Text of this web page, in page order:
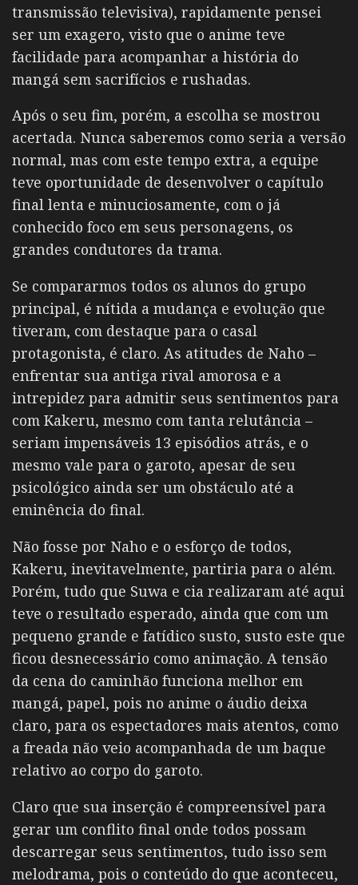
transmissão televisiva), rapidamente pensei
ser um exagero, visto que o anime teve
facilidade para acompanhar a história do
mangá sem sacrifícios e rushadas.
Após o seu fim, porém, a escolha se mostrou
acertada. Nunca saberemos como seria a versão
normal, mas com este tempo extra, a equipe
teve oportunidade de desenvolver o capítulo
final lenta e minuciosamente, com o já
conhecido foco em seus personagens, os
grandes condutores da trama.
Se compararmos todos os alunos do grupo
principal, é nítida a mudança e evolução que
tiveram, com destaque para o casal
protagonista, é claro. As atitudes de Naho –
enfrentar sua antiga rival amorosa e a
intrepidez para admitir seus sentimentos para
com Kakeru, mesmo com tanta relutância –
seriam impensáveis 13 episódios atrás, e o
mesmo vale para o garoto, apesar de seu
psicológico ainda ser um obstáculo até a
eminência do final.
Não fosse por Naho e o esforço de todos,
Kakeru, inevitavelmente, partiria para o além.
Porém, tudo que Suwa e cia realizaram até aqui
teve o resultado esperado, ainda que com um
pequeno grande e fatídico susto, susto este que
ficou desnecessário como animação. A tensão
da cena do caminhão funciona melhor em
mangá, papel, pois no anime o áudio deixa
claro, para os espectadores mais atentos, como
a freada não veio acompanhada de um baque
relativo ao corpo do garoto.
Claro que sua inserção é compreensível para
gerar um conflito final onde todos possam
descarregar seus sentimentos, tudo isso sem
melodrama, pois o conteúdo do que aconteceu,